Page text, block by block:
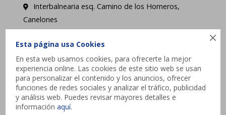

Esta página usa Cookies
En esta web usamos cookies, para ofrecerte la mejor
experiencia online. Las cookies de este sitio web se usan
para personalizar el contenido y los anuncios, ofrecer
funciones de redes sociales y analizar el tráfico, publicidad
y análisis web. Puedes revisar mayores detalles e
informaciónaquí.
Interbalnearia esq. Camino de los Horneros,
Canelones
contacto@jysk.uy
Lunes a Domingo de 10 a 21 hs - Pick up web 3 a
4 días hábiles.
   